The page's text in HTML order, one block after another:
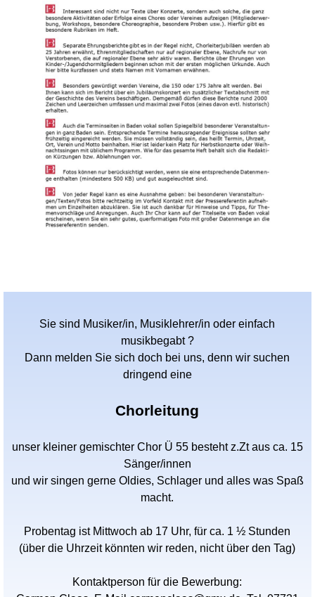
Sie sind Musiker/in, Musiklehrer/in oder einfach
musikbegabt ?
Dann melden Sie sich doch bei uns, denn wir suchen
dringend eine
Chorleitung
unser kleiner gemischter Chor Ü 55 besteht z.Zt aus ca. 15
Sänger/innen
und wir singen gerne Oldies, Schlager und alles was Spaß
macht.
Probentag ist Mittwoch ab 17 Uhr, für ca. 1 ½ Stunden
(über die Uhrzeit könnten wir reden, nicht über den Tag)
Kontaktperson für die Bewerbung: